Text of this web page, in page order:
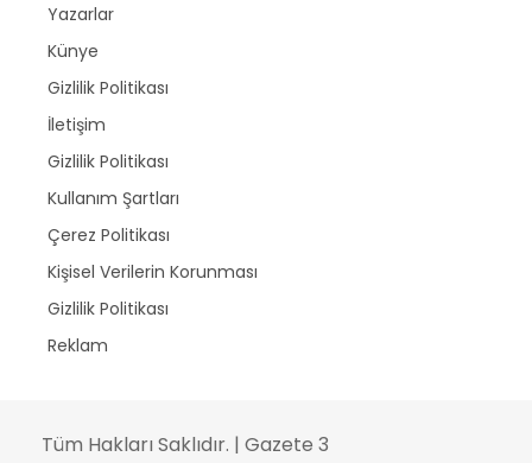
Yazarlar
Künye
Gizlilik Politikası
İletişim
Gizlilik Politikası
Kullanım Şartları
Çerez Politikası
Kişisel Verilerin Korunması
Gizlilik Politikası
Reklam
Tüm Hakları Saklıdır. | Gazete 3